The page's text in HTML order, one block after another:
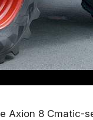
Axion 8 Cmatic-